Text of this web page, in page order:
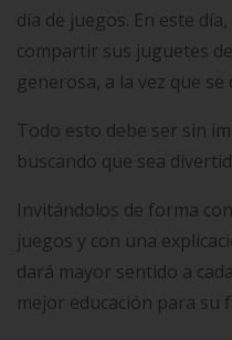
día de juegos. En este
compartir sus juguetes
generosa, a la vez que se
Todo esto debe ser sin
buscando que sea
Invitándolos de forma
juegos y con una
dará mayor sentido a
mejor educación para su